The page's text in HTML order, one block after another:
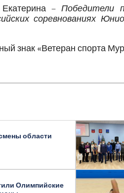
–Победители
соревнованиях
знак «Ветеран спорта
области
Олимпийские